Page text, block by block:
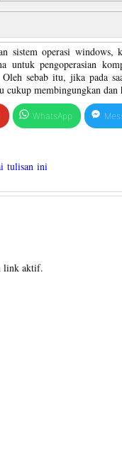
sistem operasi windows,
untuk pengoperasian
Oleh sebab itu, jika pada
cukup membingungkan
WhatsApp
tulisan ini
link aktif.